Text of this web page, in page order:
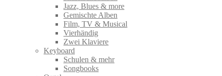
Jazz, Blues & more
Gemischte Alben
Film, TV & Musical
Vierhändig
Zwei Klaviere
Keyboard
Schulen & mehr
Songbooks